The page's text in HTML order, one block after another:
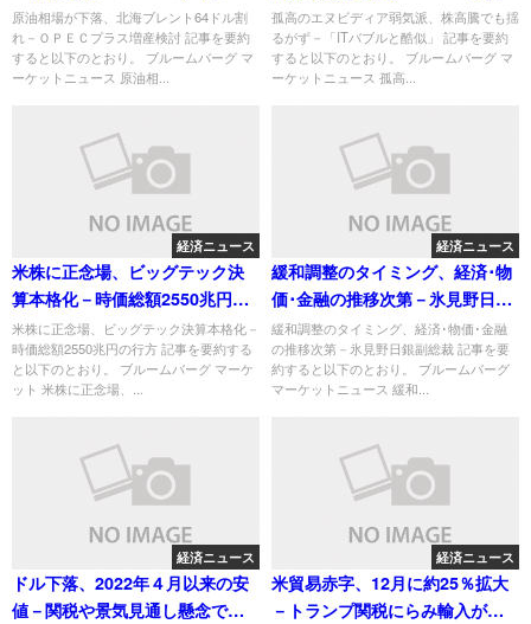
産検討
原油相場が下落、北海ブレント64ドル割
れ－ＯＰＥＣプラス増産検討 記事を要約
すると以下のとおり。 ブルームバーグ マ
ーケットニュース 原油相...
酷似」
孤高のエヌビディア弱気派、株高騰でも揺
るがず－「ITバブルと酷似」 記事を要約
すると以下のとおり。 ブルームバーグ マ
ーケットニュース 孤高...
経済ニュース
米株に正念場、ビッグテック決
算本格化－時価総額2550兆円の
行方
米株に正念場、ビッグテック決算本格化－
時価総額2550兆円の行方 記事を要約する
と以下のとおり。 ブルームバーグ マーケ
ット 米株に正念場、...
経済ニュース
緩和調整のタイミング、経済･物
価･金融の推移次第－氷見野日銀
副総裁
緩和調整のタイミング、経済･物価･金融
の推移次第－氷見野日銀副総裁 記事を要
約すると以下のとおり。 ブルームバーグ
マーケットニュース 緩和...
経済ニュース
ドル下落、2022年４月以来の安
値－関税や景気見通し懸念で売
経済ニュース
米貿易赤字、12月に約25％拡大
－トランプ関税にらみ輸入が急